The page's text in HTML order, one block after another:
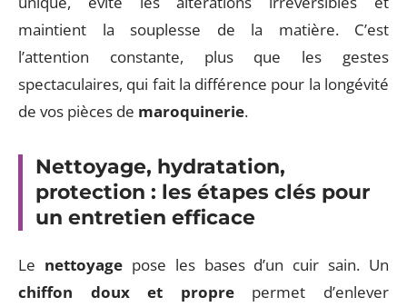
maintient la souplesse de la matière. C’est
l’attention constante, plus que les gestes
spectaculaires, qui fait la différence pour la longévité
de vos pièces de maroquinerie.
Nettoyage, hydratation,
protection : les étapes clés pour
un entretien efficace
Le nettoyagepose les bases d’un cuir sain. Un
chiffon doux et proprepermet d’enlever